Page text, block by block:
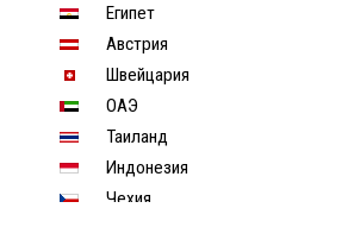
Египет
Австрия
Швейцария
ОАЭ
Таиланд
Индонезия
Чехия